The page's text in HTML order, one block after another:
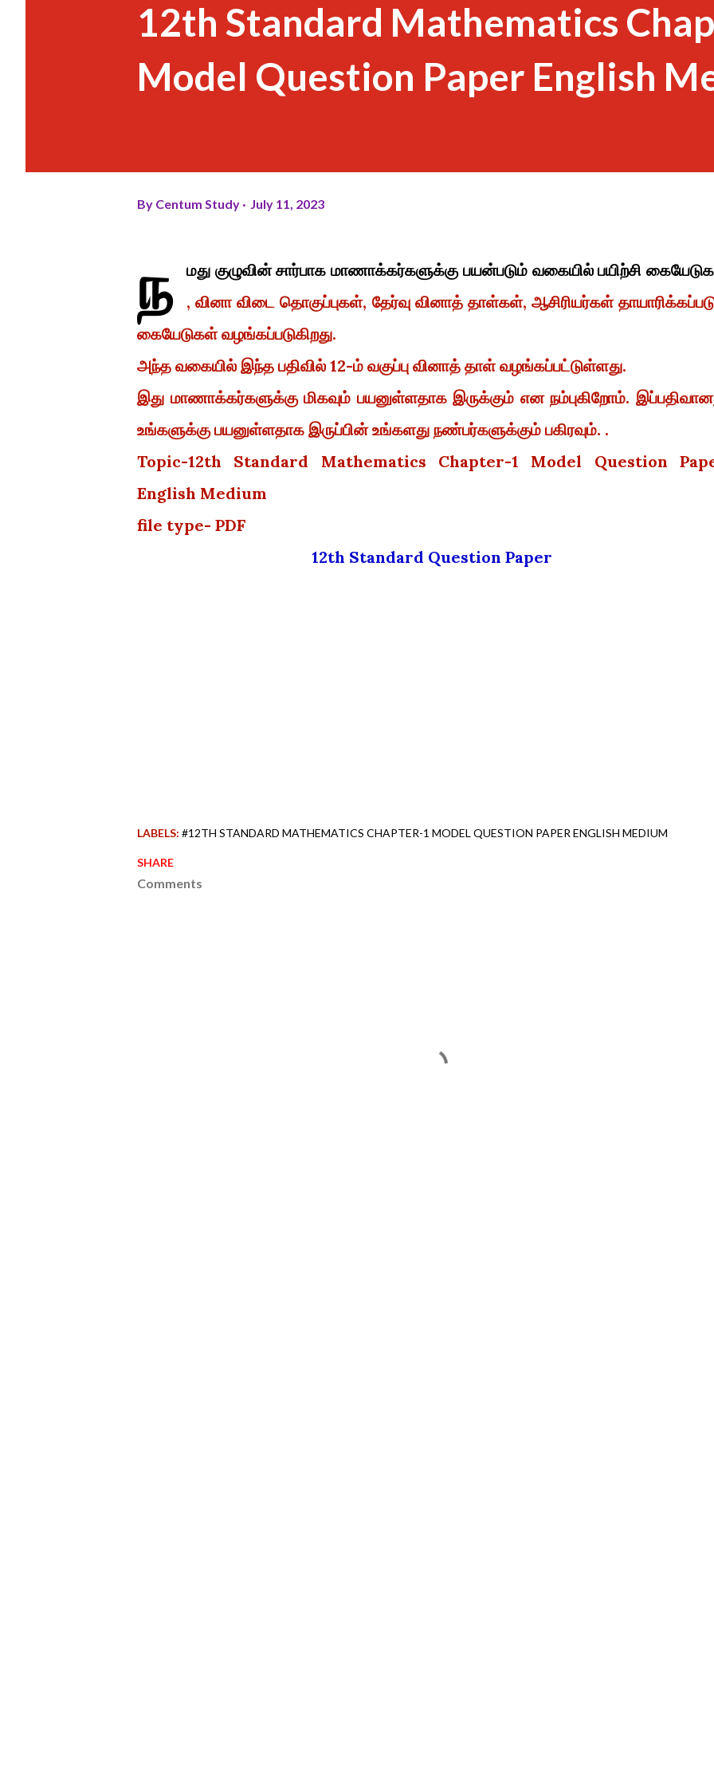
12th Standard Mathematics
Model Question Paper English
By Centum Study July 11, 2023
ந
மது குழுவின் சார்பாக மாணாக்கர்களுக்கு பயன்படும் வகையில் பயிற்சி
, வினா விடை தொகுப்புகள், தேர்வு வினாத் தாள்கள், ஆசிரியர்கள்
கையேடுகள் வழங்கப்படுகிறது.
அந்த வகையில் இந்த பதிவில் 12-ம் வகுப்பு வினாத் தாள் வழங்கப்பட்டுள்ளது.
இது மாணாக்கர்களுக்கு மிகவும் பயனுள்ளதாக இருக்கும் என நம்புகிறோம்.
உங்களுக்கு பயனுள்ளதாக இருப்பின் உங்களது நண்பர்களுக்கும் பகிரவும். .
Topic-12th Standard Mathematics Chapter-1 Model Question
English Medium
file type- PDF
12th Standard Question Paper
LABELS: #12TH STANDARD MATHEMATICS CHAPTER-1 MODEL QUESTION PAPER ENGLISH MEDIUM
SHARE
Comments